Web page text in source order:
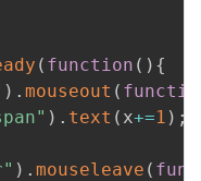
( function ( ) {
) . mouseout (
) . text ( x+=1 ) ;
) . mouseleave (